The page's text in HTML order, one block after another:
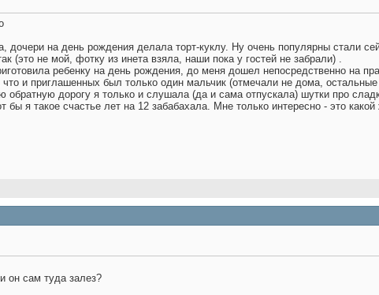
дочери на день рождения делала торт-куклу. Ну очень популярны стали
(это не мой, фотку из инета взяла, наши пока у гостей не забрали) .
ребенку на день рождения, до меня дошел непосредственно на
и приглашенных был только один мальчик (отмечали не дома,
обратную дорогу я только и слушала (да и сама отпускала) шутки про
бы я такое счастье лет на 12 забабахала. Мне только интересно - это
он сам туда залез?